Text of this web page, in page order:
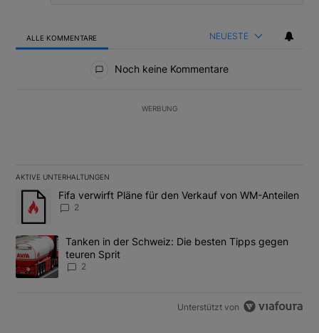
ALLE KOMMENTARE NEUESTE
Noch keine Kommentare
WERBUNG
AKTIVE UNTERHALTUNGEN
Das Folgende ist eine Liste der am meisten kommentierten
Ein Trendartikel mit dem Titel "Fifa verwirft Pläne für den
Fifa verwirft Pläne für den Verkauf von WM-Anteilen
2
Ein Trendartikel mit dem Titel "Tanken in der Schweiz: Die
Tanken in der Schweiz: Die besten Tipps gegen
teuren Sprit
2
Unterstützt von